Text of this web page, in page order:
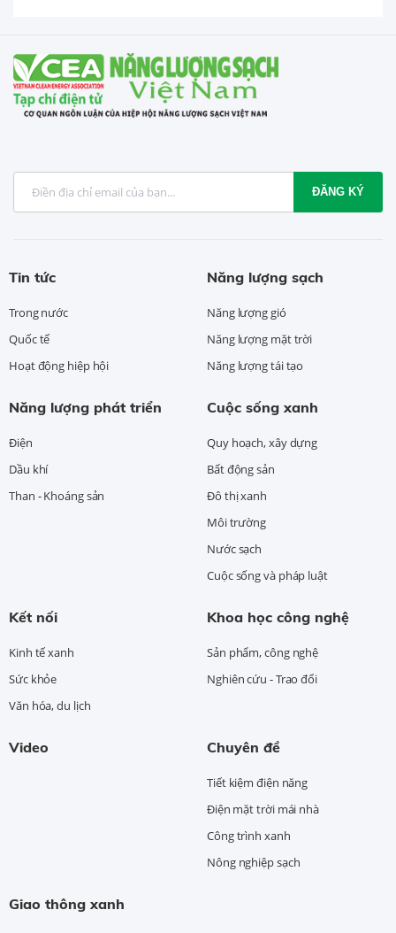
ĐĂNG KÝ
Tin tức
Trong nước
Quốc tế
Hoạt động hiệp hội
Năng lượng sạch
Năng lượng gió
Năng lượng mặt trời
Năng lượng tái tạo
Năng lượng phát triển
Điện
Dầu khí
Than - Khoáng sản
Cuộc sống xanh
Quy hoạch, xây dựng
Bất động sản
Đô thị xanh
Môi trường
Nước sạch
Cuộc sống và pháp luật
Kết nối
Kinh tế xanh
Sức khỏe
Văn hóa, du lịch
Khoa học công nghệ
Sản phẩm, công nghệ
Nghiên cứu - Trao đổi
Video Chuyên đề
Tiết kiệm điện năng
Điện mặt trời mái nhà
Công trình xanh
Nông nghiệp sạch
Giao thông xanh